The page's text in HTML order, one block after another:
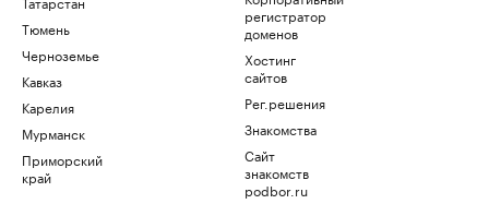
Тюмень
Черноземье
Кавказ
Карелия
Мурманск
Приморский
край
регистратор
доменов
Хостинг
сайтов
Рег.решения
Знакомства
Сайт
знакомств
podbor.ru